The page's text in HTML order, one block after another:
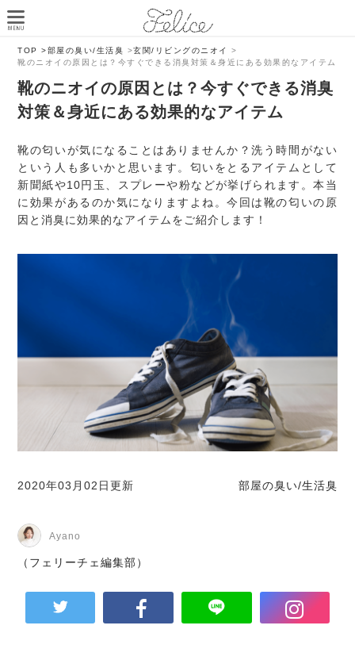
TOP >部屋の臭い/生活臭 >玄関/リビングのニオイ
>
靴のニオイの原因とは？今すぐできる消臭対策＆身近にある効果的なアイテム
靴のニオイの原因とは？今すぐできる消臭
対策＆身近にある効果的なアイテム
靴の匂いが気になることはありませんか？洗う時間がない
という人も多いかと思います。匂いをとるアイテムとして
新聞紙や10円玉、スプレーや粉などが挙げられます。本当
に効果があるのか気になりますよね。今回は靴の匂いの原
因と消臭に効果的なアイテムをご紹介します！
2020年03月02日更新 部屋の臭い/生活臭
Ayano
（フェリーチェ編集部）